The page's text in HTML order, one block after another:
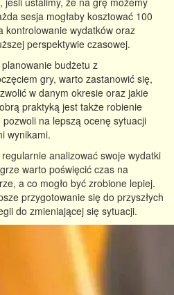
sesja mogłaby kosztować 100
kontrolowanie wydatków oraz
perspektywie czasowej.
budżetu z
gry, warto zastanowić się,
w danym okresie oraz jakie
praktyką jest także robienie
na lepszą ocenę sytuacji
wynikami.
analizować swoje wydatki
warto poświęcić czas na
a co mogło być zrobione lepiej.
przygotowanie się do przyszłych
do zmieniającej się sytuacji.